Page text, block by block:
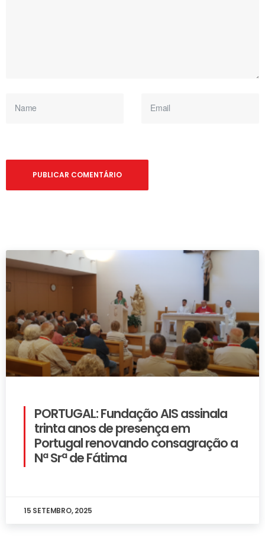
PORTUGAL: Fundação AIS assinala
trinta anos de presença em
Portugal renovando consagração a
Nª Srª de Fátima
15 SETEMBRO, 2025